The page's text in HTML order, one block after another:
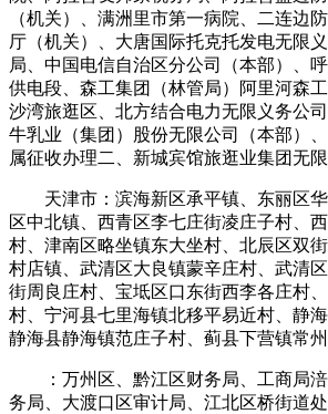
（机关）、满洲里市第一病院、二连边
厅（机关）、大唐国际托克托发电无限
局、中国电信自治区分公司（本部）、
供电段、森工集团（林管局）阿里河森
沙湾旅逛区、北方结合电力无限义务公
牛乳业（集团）股份无限公司（本部）
属征收办理二、新城宾馆旅逛业集团无限
天津市：滨海新区承平镇、东丽区华
区中北镇、西青区李七庄街凌庄子村、
村、津南区略坐镇东大坐村、北辰区双
村店镇、武清区大良镇蒙辛庄村、武清
街周良庄村、宝坻区口东街西李各庄村
村、宁河县七里海镇北移平易近村、静
静海县静海镇范庄子村、蓟县下营镇常州
：万州区、黔江区财务局、工商局涪
务局、大渡口区审计局、江北区桥街道